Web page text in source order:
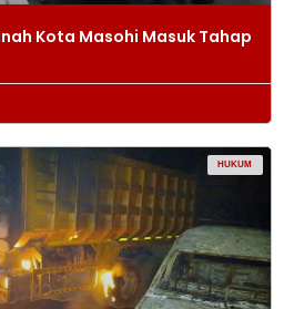
Kota Masohi Masuk Tahap
HUKUM